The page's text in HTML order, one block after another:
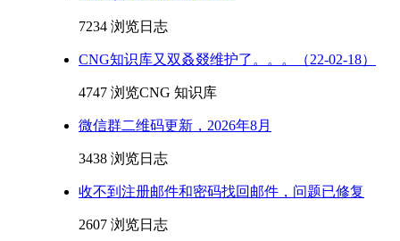
7234 浏览日志
CNG知识库又双叒叕维护了。。。（22-02-18）
4747 浏览CNG 知识库
微信群二维码更新，2026年8月
3438 浏览日志
收不到注册邮件和密码找回邮件，问题已修复
2607 浏览日志